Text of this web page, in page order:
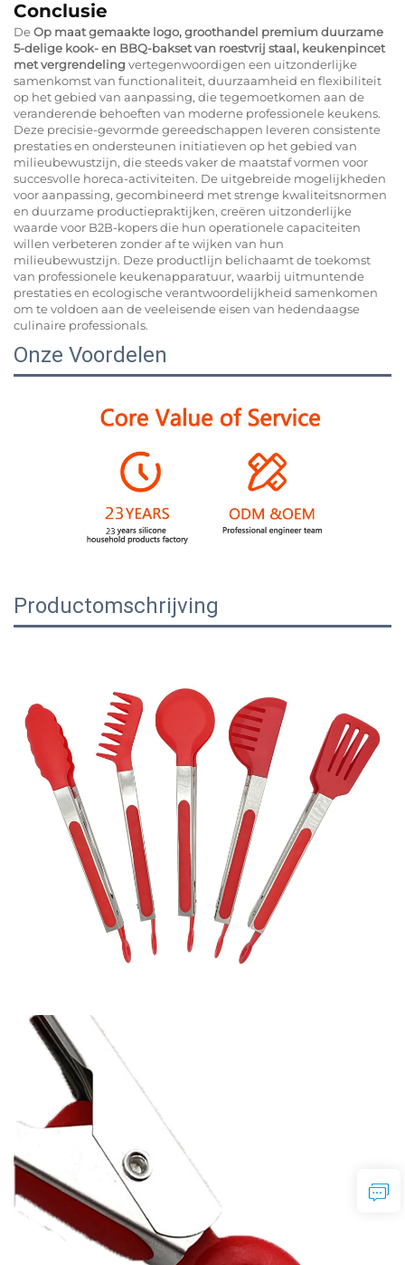
Conclusie
DeOp maat gemaakte logo, groothandel premium duurzame
5-delige kook- en BBQ-bakset van roestvrij staal, keukenpincet
met vergrendelingvertegenwoordigen een uitzonderlijke
samenkomst van functionaliteit, duurzaamheid en flexibiliteit
op het gebied van aanpassing, die tegemoetkomen aan de
veranderende behoeften van moderne professionele keukens.
Deze precisie-gevormde gereedschappen leveren consistente
prestaties en ondersteunen initiatieven op het gebied van
milieubewustzijn, die steeds vaker de maatstaf vormen voor
succesvolle horeca-activiteiten. De uitgebreide mogelijkheden
voor aanpassing, gecombineerd met strenge kwaliteitsnormen
en duurzame productiepraktijken, creëren uitzonderlijke
waarde voor B2B-kopers die hun operationele capaciteiten
willen verbeteren zonder af te wijken van hun
milieubewustzijn. Deze productlijn belichaamt de toekomst
van professionele keukenapparatuur, waarbij uitmuntende
prestaties en ecologische verantwoordelijkheid samenkomen
om te voldoen aan de veeleisende eisen van hedendaagse
culinaire professionals.
Onze Voordelen
Productomschrijving